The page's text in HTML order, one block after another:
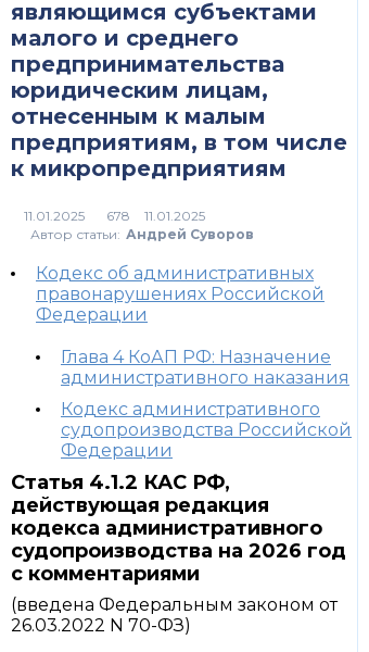
являющимся субъектами
малого и среднего
предпринимательства
юридическим лицам,
отнесенным к малым
предприятиям, в том числе
к микропредприятиям
678
Автор статьи: Андрей Суворов
Кодекс об административных
правонарушениях Российской
Федерации
Глава 4 КоАП РФ: Назначение
административного наказания
Кодекс административного
судопроизводства Российской
Федерации
Статья 4.1.2 КАС РФ,
действующая редакция
кодекса административного
судопроизводства на 2026 год
с комментариями
(введена Федеральным законом от
26.03.2022 N 70-ФЗ)